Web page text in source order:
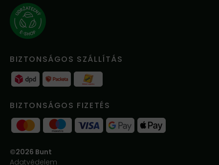
BIZTONSÁGOS SZÁLLÍTÁS
BIZTONSÁGOS FIZETÉS
©2026 Bunt
Adatvédelem